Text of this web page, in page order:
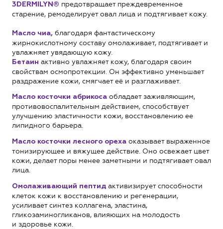
3DERMILYN® предотвращает преждевременное
старение, ремоделирует овал лица и подтягивает кожу.
Масло чиа, благодаря фантастическому
жирнокислотному составу омолаживает, подтягивает и
увлажняет увядающую кожу.
Бетаин активно увлажняет кожу, благодаря своим
свойствам осмопротекции. Он эффективно уменьшает
раздражение кожи, смягчает её и разглаживает.
Масло косточки абрикоса обладает заживляющим,
противовоспалительным действием, способствует
улучшению эластичности кожи, восстановлению ее
липидного барьера.
Масло косточки лесного ореха оказывает выраженное
тонизирующее и вяжущее действие. Оно освежает цвет
кожи, делает поры менее заметными и подтягивает овал
лица.
Омолаживающий пептид активизирует способности
клеток кожи к восстановлению и регенерации,
усиливает синтез коллагена, эластина,
гликозаминогликанов, влияющих на молодость
и здоровье кожи.